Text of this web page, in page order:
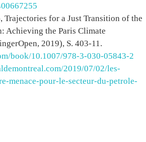
Trajectories for a Just Transition of the
Achieving the Paris Climate
2019), S. 403-11.
book/10.1007/978-3-030-05843-2
2019/07/02/les-
menace-pour-le-secteur-du-petrole-